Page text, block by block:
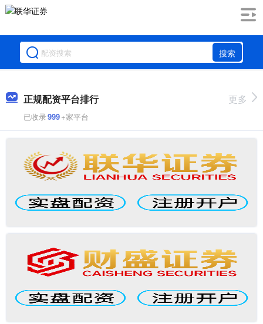
搜索
正规配资平台排行
已收录999+家平台
更多